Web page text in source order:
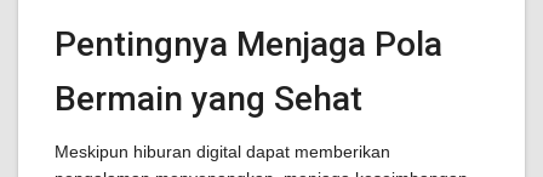
Pentingnya Menjaga Pola
Bermain yang Sehat
Meskipun hiburan digital dapat memberikan